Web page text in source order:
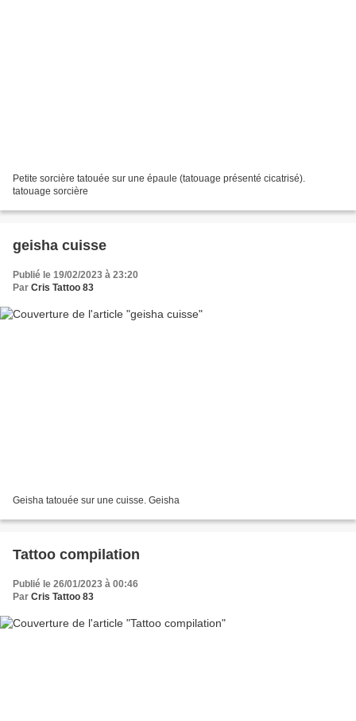
Petite sorcière tatouée sur une épaule (tatouage présenté cicatrisé).
tatouage sorcière
geisha cuisse
Publié le 19/02/2023 à 23:20
Par Cris Tattoo 83
Geisha tatouée sur une cuisse. Geisha
Tattoo compilation
Publié le 26/01/2023 à 00:46
Par Cris Tattoo 83